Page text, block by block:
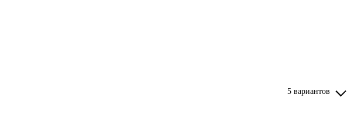
5 вариантов